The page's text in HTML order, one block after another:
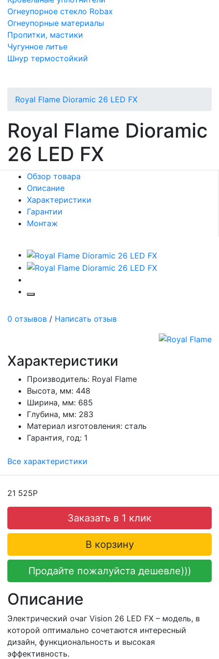
Огнеупорное стекло Robax
Огнеупорные материалы
Пропитки, мастики
Чугунное литье
Шнур термостойкий
Royal Flame Dioramic 26 LED FX
Royal Flame Dioramic
26 LED FX
Обзор товара
Описание
Характеристики
Гарантии
Монтаж
0 отзывов / Написать отзыв
Характеристики
Производитель: Royal Flame
Высота, мм: 448
Ширина, мм: 685
Глубина, мм: 283
Материал изготовления: сталь
Гарантия, год: 1
Все характеристики
21 525Р
Заказать в 1 клик
В корзину
Продайте пожалуйста дешевле)))
Описание
Электрический очаг Vision 26 LED FX – модель, в
которой оптимально сочетаются интересный
дизайн, функциональность и высокая
эффективность.